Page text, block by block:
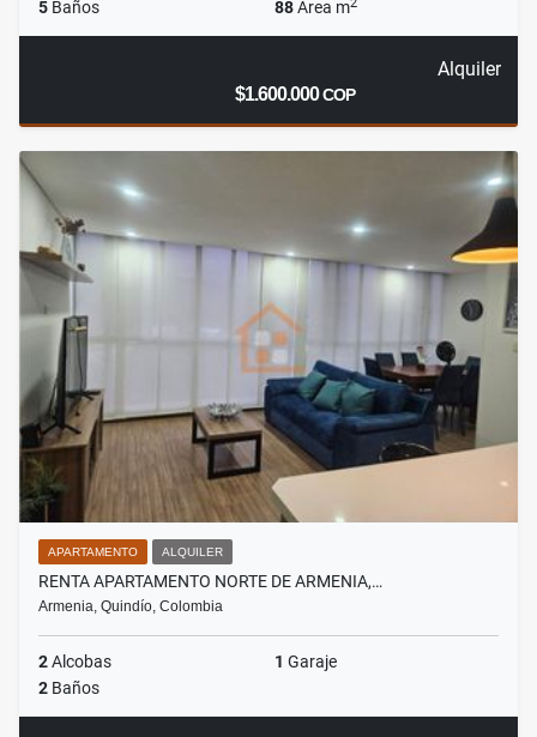
5 Baños 88Área m
Alquiler
$1.600.000COP
APARTAMENTO ALQUILER
RENTA APARTAMENTO NORTE DE ARMENIA,…
Armenia, Quindío, Colombia
2Alcobas 1 Garaje
2 Baños